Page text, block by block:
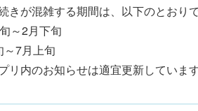
きが混雑する期間は、以下のとおり
～2月下旬
～7月上旬
リ内のお知らせは適宜更新していま